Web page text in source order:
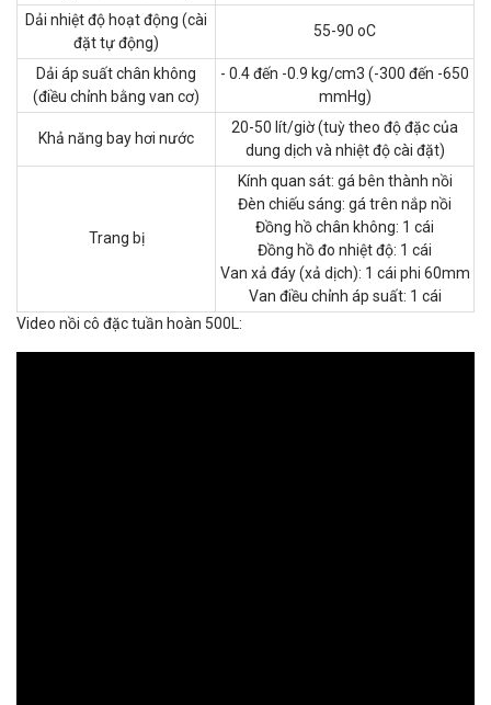
Dải nhiệt độ hoạt động (cài
đặt tự động)
55-90 oC
Dải áp suất chân không
(điều chỉnh bằng van cơ)
- 0.4 đến -0.9 kg/cm3 (-300 đến -650
mmHg)
Khả năng bay hơi nước
20-50 lít/giờ (tuỳ theo độ đặc của
dung dịch và nhiệt độ cài đặt)
Trang bị
Kính quan sát: gá bên thành nồi
Đèn chiếu sáng: gá trên nắp nồi
Đồng hồ chân không: 1 cái
Đồng hồ đo nhiệt độ: 1 cái
Van xả đáy (xả dịch): 1 cái phi 60mm
Van điều chỉnh áp suất: 1 cái
Video nồi cô đặc tuần hoàn 500L: